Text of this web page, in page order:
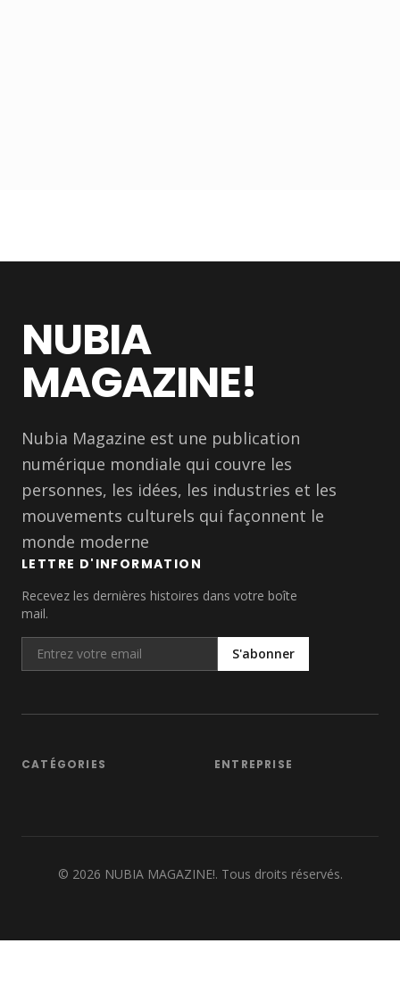
NUBIA
MAGAZINE!
Nubia Magazine est une publication
numérique mondiale qui couvre les
personnes, les idées, les industries et les
mouvements culturels qui façonnent le
monde moderne
LETTRE D'INFORMATION
Recevez les dernières histoires dans votre boîte
mail.
S'abonner
CATÉGORIES ENTREPRISE
© 2026 NUBIA MAGAZINE!. Tous droits réservés.